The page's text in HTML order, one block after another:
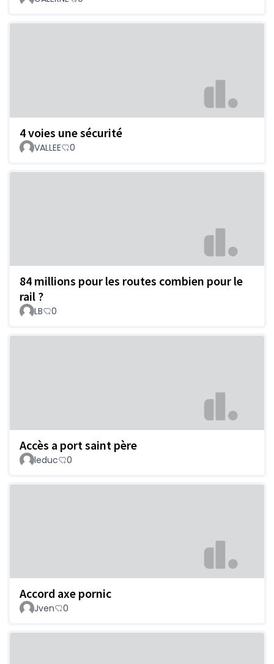
4 voies une sécurité
VALLEE 0
84 millions pour les routes combien pour le
rail ?
LB 0
Accès a port saint père
leduc 0
Accord axe pornic
Jven 0